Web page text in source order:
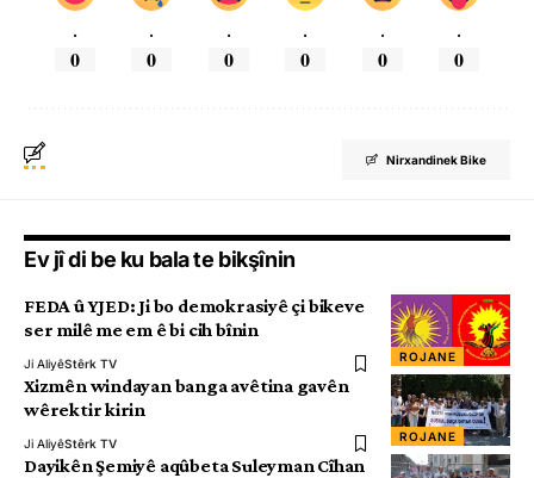
.
0
.
0
.
0
.
0
.
0
.
0
Nirxandinek Bike
Ev jî di be ku bala te bikşînin
ROJANE
FEDA û YJED: Ji bo demokrasiyê çi bikeve
ser milê me em ê bi cih bînin
Ji AliyêStêrk TV
ROJANE
Xizmên windayan banga avêtina gavên
wêrektir kirin
Ji AliyêStêrk TV
Dayikên Şemiyê aqûbeta Suleyman Cîhan